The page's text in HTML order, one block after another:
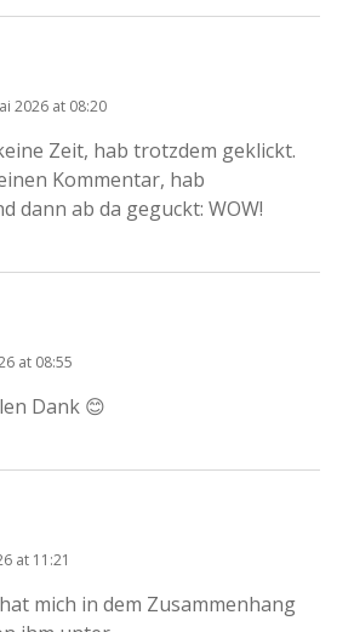
2026 at 08:20
Zeit, hab trotzdem geklickt.
Kommentar, hab
dann ab da geguckt: WOW!
at 08:55
Dank 😊
at 11:21
mich in dem Zusammenhang